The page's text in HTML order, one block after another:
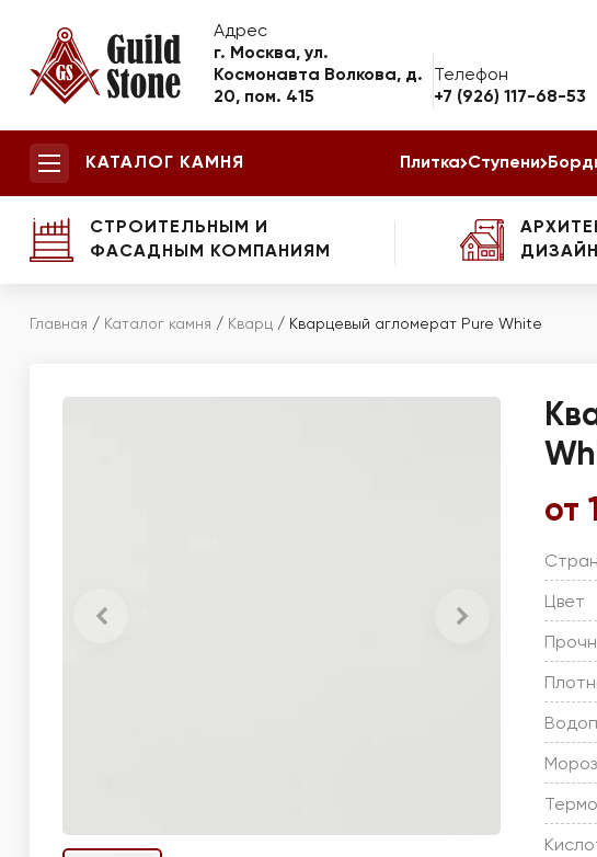
Адрес
г. Москва, ул.
Космонавта Волкова, д.
20, пом. 415
Телефон
+7 (926) 117-68-53
КАТАЛОГ КАМНЯ Плитка Ступени
СТРОИТЕЛЬНЫМ И
ФАСАДНЫМ КОМПАНИЯМ
Главная / Каталог камня / Кварц / Кварцевый агломерат Pure White
от
Цвет